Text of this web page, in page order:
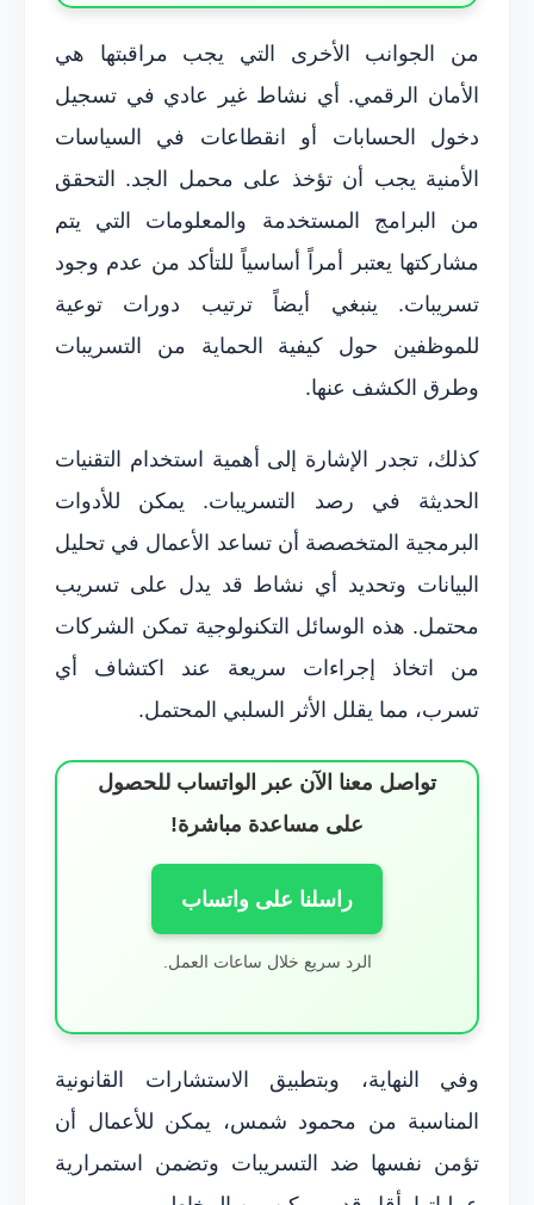
من الجوانب الأخرى التي يجب مراقبتها هي
الأمان الرقمي. أي نشاط غير عادي في تسجيل
دخول الحسابات أو انقطاعات في السياسات
الأمنية يجب أن تؤخذ على محمل الجد. التحقق
من البرامج المستخدمة والمعلومات التي يتم
مشاركتها يعتبر أمراً أساسياً للتأكد من عدم وجود
تسريبات. ينبغي أيضاً ترتيب دورات توعية
للموظفين حول كيفية الحماية من التسريبات
وطرق الكشف عنها.
كذلك، تجدر الإشارة إلى أهمية استخدام التقنيات
الحديثة في رصد التسريبات. يمكن للأدوات
البرمجية المتخصصة أن تساعد الأعمال في تحليل
البيانات وتحديد أي نشاط قد يدل على تسريب
محتمل. هذه الوسائل التكنولوجية تمكن الشركات
من اتخاذ إجراءات سريعة عند اكتشاف أي
تسرب، مما يقلل الأثر السلبي المحتمل.
تواصل معنا الآن عبر الواتساب للحصول
على مساعدة مباشرة!
راسلنا على واتساب
الرد سريع خلال ساعات العمل.
وفي النهاية، وبتطبيق الاستشارات القانونية
المناسبة من محمود شمس، يمكن للأعمال أن
تؤمن نفسها ضد التسريبات وتضمن استمرارية